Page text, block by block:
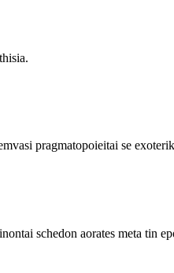
pragmatopoieitai se
schedon aorates meta tin